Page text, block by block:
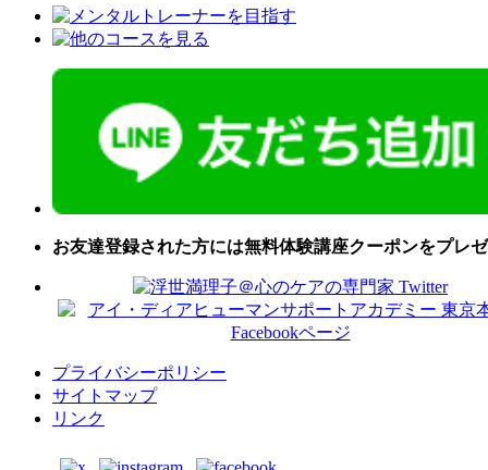
お友達登録された方には無料体験講座クーポンをプレ
プライバシーポリシー
サイトマップ
リンク